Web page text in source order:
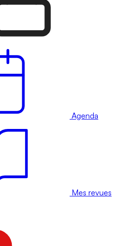
Agenda
Mes revues